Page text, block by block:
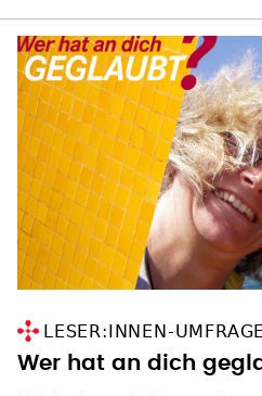
LESER:INNEN-
Wer hat an dich